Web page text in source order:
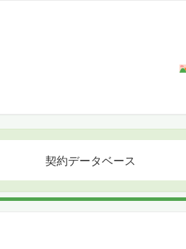
契約データベース